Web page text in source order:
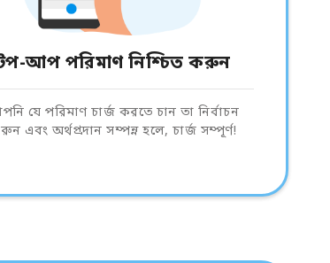
আপ পরিমাণ নিশ্চিত করুন
যে পরিমাণ চার্জ করতে চান তা নির্বাচন
এবং অর্থপ্রদান সম্পন্ন হলে, চার্জ সম্পূর্ণ!